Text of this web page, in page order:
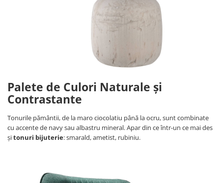
Palete de Culori Naturale și
Contrastante
Tonurile pământii, de la maro ciocolatiu până la ocru, sunt combinate
cu accente de navy sau albastru mineral. Apar din ce într-un ce mai des
șitonuri bijuterie: smarald, ametist, rubiniu.